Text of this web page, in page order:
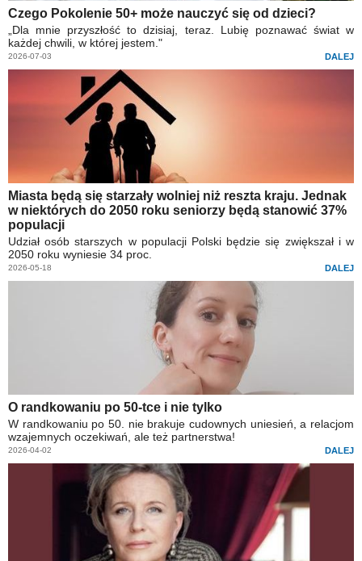
Czego Pokolenie 50+ może nauczyć się od dzieci?
„Dla mnie przyszłość to dzisiaj, teraz. Lubię poznawać świat w
każdej chwili, w której jestem."
2026-07-03 DALEJ
Miasta będą się starzały wolniej niż reszta kraju. Jednak
w niektórych do 2050 roku seniorzy będą stanowić 37%
populacji
Udział osób starszych w populacji Polski będzie się zwiększał i w
2050 roku wyniesie 34 proc.
2026-05-18 DALEJ
O randkowaniu po 50-tce i nie tylko
W randkowaniu po 50. nie brakuje cudownych uniesień, a relacjom
wzajemnych oczekiwań, ale też partnerstwa!
2026-04-02 DALEJ